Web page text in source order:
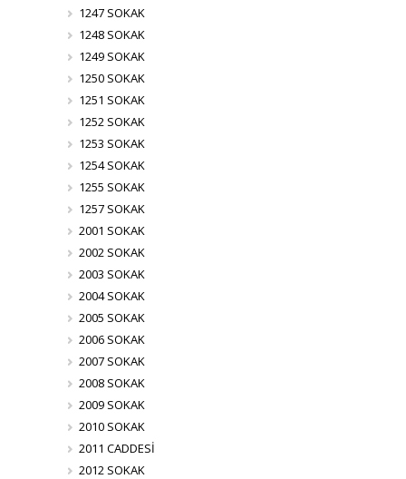
1247 SOKAK
1248 SOKAK
1249 SOKAK
1250 SOKAK
1251 SOKAK
1252 SOKAK
1253 SOKAK
1254 SOKAK
1255 SOKAK
1257 SOKAK
2001 SOKAK
2002 SOKAK
2003 SOKAK
2004 SOKAK
2005 SOKAK
2006 SOKAK
2007 SOKAK
2008 SOKAK
2009 SOKAK
2010 SOKAK
2011 CADDESİ
2012 SOKAK